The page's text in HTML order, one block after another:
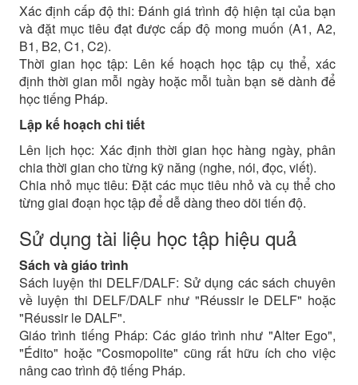
Xác định cấp độ thi: Đánh giá trình độ hiện tại của bạn
và đặt mục tiêu đạt được cấp độ mong muốn (A1, A2,
B1, B2, C1, C2).
Thời gian học tập: Lên kế hoạch học tập cụ thể, xác
định thời gian mỗi ngày hoặc mỗi tuần bạn sẽ dành để
học tiếng Pháp.
Lập kế hoạch chi tiết
Lên lịch học: Xác định thời gian học hàng ngày, phân
chia thời gian cho từng kỹ năng (nghe, nói, đọc, viết).
Chia nhỏ mục tiêu: Đặt các mục tiêu nhỏ và cụ thể cho
từng giai đoạn học tập để dễ dàng theo dõi tiến độ.
Sử dụng tài liệu học tập hiệu quả
Sách và giáo trình
Sách luyện thi DELF/DALF: Sử dụng các sách chuyên
về luyện thi DELF/DALF như "Réussir le DELF" hoặc
"Réussir le DALF".
Giáo trình tiếng Pháp: Các giáo trình như "Alter Ego",
"Édito" hoặc "Cosmopolite" cũng rất hữu ích cho việc
nâng cao trình độ tiếng Pháp.